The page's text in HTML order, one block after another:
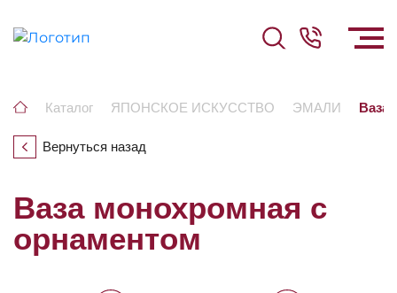
Каталог ЯПОНСКОЕ ИСКУССТВО ЭМАЛИ Ваза
Вернуться назад
Ваза монохромная с
орнаментом